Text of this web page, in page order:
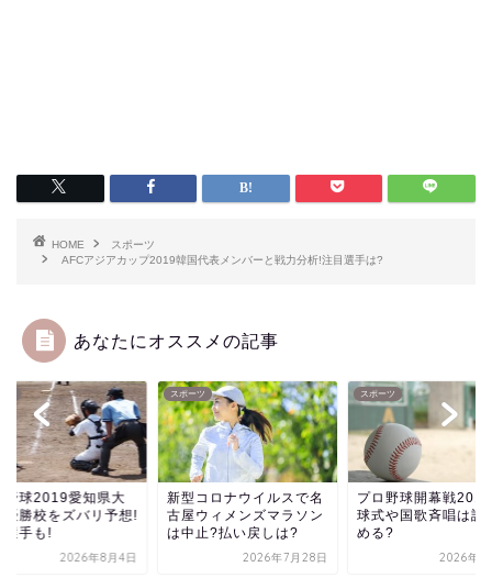
HOME
スポーツ
AFCアジアカップ2019韓国代表メンバーと戦力分析!注目選手は?
あなたにオススメの記事
野球2019愛知県大
優勝校をズバリ予想!
選手も!
2026年8月4日
スポーツ
新型コロナウイルスで名
古屋ウィメンズマラソン
は中止?払い戻しは?
2026年7月28日
スポーツ
プロ野球開幕戦
球式や国歌斉唱は誰
める?
2026年8